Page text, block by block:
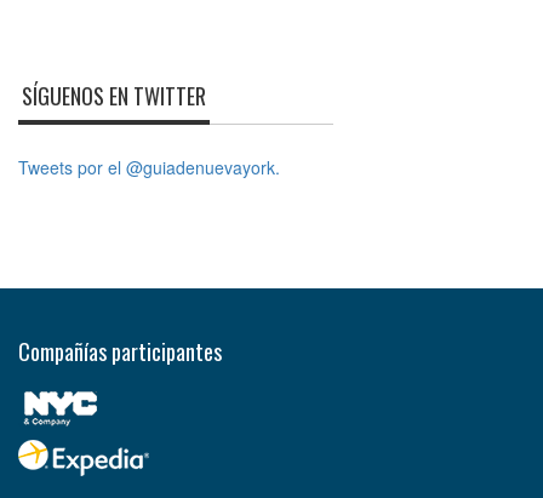
SÍGUENOS EN TWITTER
Tweets por el @guiadenuevayork.
Compañías participantes